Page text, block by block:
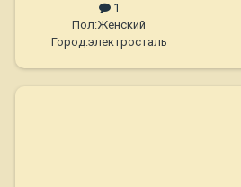
1
Пол:Женский
Город:электросталь